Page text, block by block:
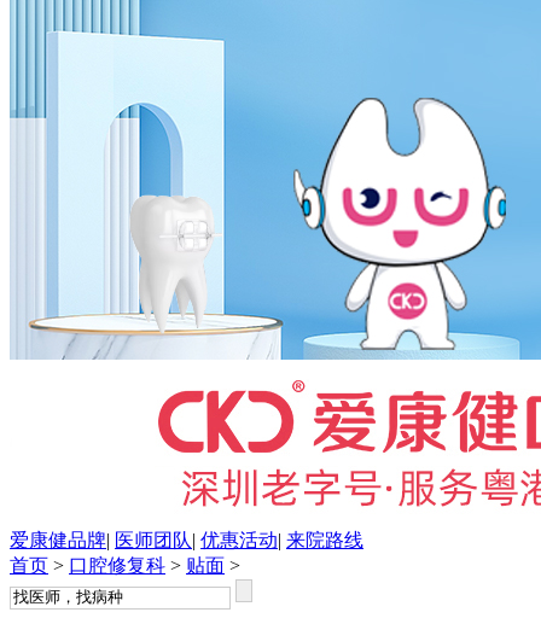
爱康健品牌| 医师团队| 优惠活动| 来院路线
首页 > 口腔修复科 > 贴面 >